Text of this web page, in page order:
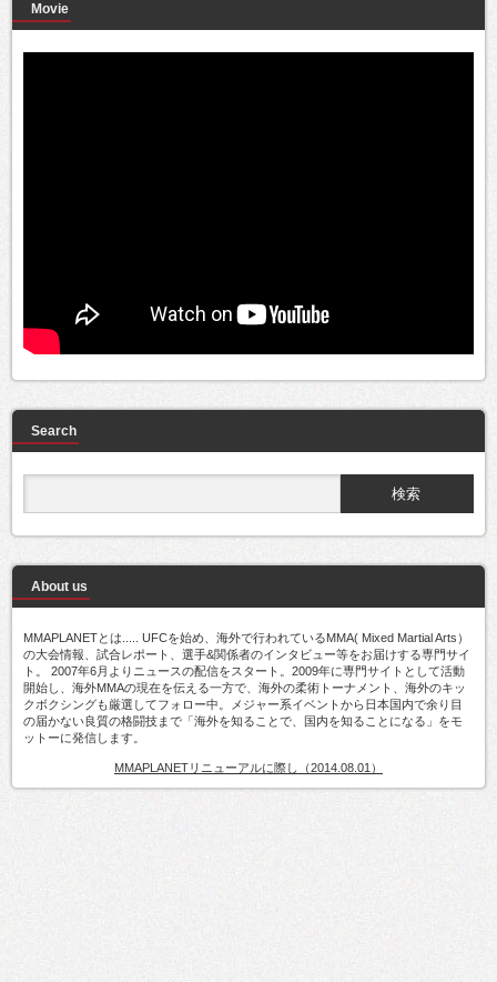
Movie
Search
About us
MMAPLANETとは..... UFCを始め、海外で行われているMMA( Mixed Martial Arts）
の大会情報、試合レポート、選手&関係者のインタビュー等をお届けする専門サイ
ト。 2007年6月よりニュースの配信をスタート。2009年に専門サイトとして活動
開始し、海外MMAの現在を伝える一方で、海外の柔術トーナメント、海外のキッ
クボクシングも厳選してフォロー中。メジャー系イベントから日本国内で余り目
の届かない良質の格闘技まで「海外を知ることで、国内を知ることになる」をモ
ットーに発信します。
MMAPLANETリニューアルに際し（2014.08.01）